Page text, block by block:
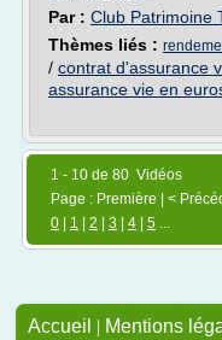
Par : Club Patrimoine
Thèmes liés :
/ contrat d'assurance
assurance vie en
1 - 10 de 80 Vidéos
Page : Première | <
0
1 2 3 4 5 ...
Accueil | Mentions